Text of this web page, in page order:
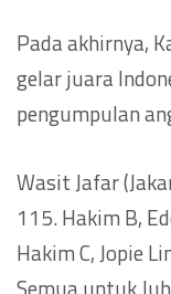
Pada akhirnya,
gelar juara
pengumpulan
Wasit Jafar
115. Hakim B,
Hakim C, Jopie